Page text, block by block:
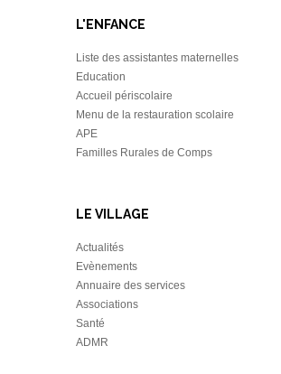
L'ENFANCE
Liste des assistantes maternelles
Education
Accueil périscolaire
Menu de la restauration scolaire
APE
Familles Rurales de Comps
LE VILLAGE
Actualités
Evènements
Annuaire des services
Associations
Santé
ADMR